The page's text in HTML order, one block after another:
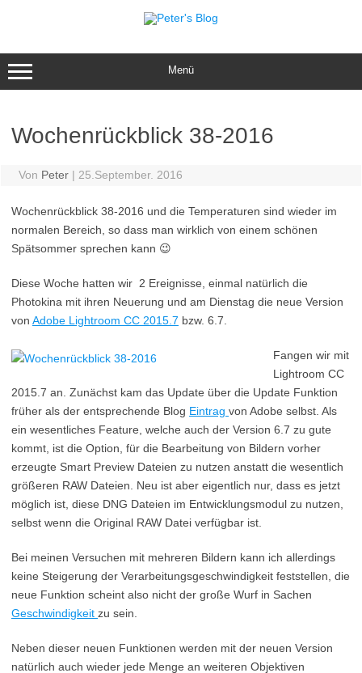
Menü
Wochenrückblick 38-2016
Von Peter | 25.September. 2016
Wochenrückblick 38-2016 und die Temperaturen sind wieder im
normalen Bereich, so dass man wirklich von einem schönen
Spätsommer sprechen kann 😉
Diese Woche hatten wir 2 Ereignisse, einmal natürlich die
Photokina mit ihren Neuerung und am Dienstag die neue Version
von Adobe Lightroom CC 2015.7 bzw. 6.7.
Fangen wir mit
Lightroom CC
2015.7 an. Zunächst kam das Update über die Update Funktion
früher als der entsprechende Blog Eintrag von Adobe selbst. Als
ein wesentliches Feature, welche auch der Version 6.7 zu gute
kommt, ist die Option, für die Bearbeitung von Bildern vorher
erzeugte Smart Preview Dateien zu nutzen anstatt die wesentlich
größeren RAW Dateien. Neu ist aber eigentlich nur, dass es jetzt
möglich ist, diese DNG Dateien im Entwicklungsmodul zu nutzen,
selbst wenn die Original RAW Datei verfügbar ist.
Bei meinen Versuchen mit mehreren Bildern kann ich allerdings
keine Steigerung der Verarbeitungsgeschwindigkeit feststellen, die
neue Funktion scheint also nicht der große Wurf in Sachen
Geschwindigkeit zu sein.
Neben dieser neuen Funktionen werden mit der neuen Version
natürlich auch wieder jede Menge an weiteren Objektiven